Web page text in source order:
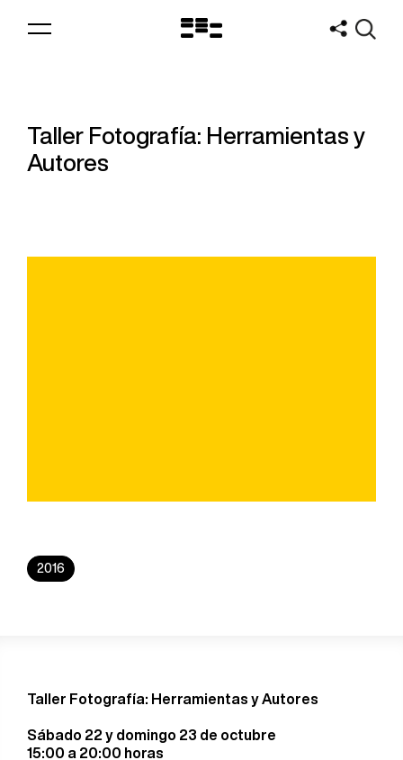
Logo
Taller Fotografía: Herramientas y
Autores
2016
Taller Fotografía: Herramientas y Autores
Sábado 22 y domingo 23 de octubre
15:00 a 20:00 horas